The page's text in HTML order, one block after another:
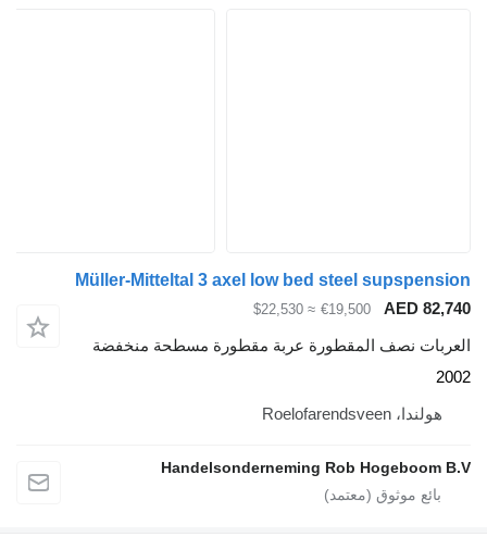
Müller-Mitteltal 3 axel low bed steel supspension
AED 82,740
€19,500
≈ $22,530
العربات نصف المقطورة عربة مقطورة مسطحة منخفضة
2002
هولندا، Roelofarendsveen
Handelsonderneming Rob Hogeboom B.V